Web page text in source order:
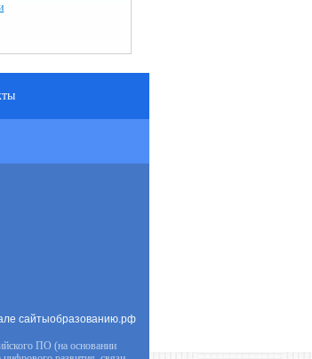
сайтыобразованию.рф
ПО (на основании